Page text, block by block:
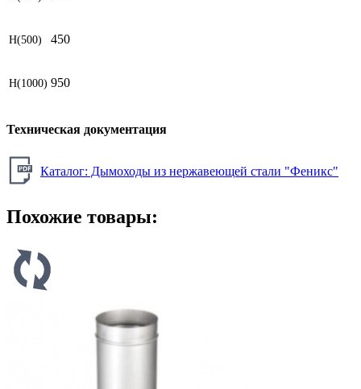
H(500) 450
H(1000) 950
Техническая документация
Каталог: Дымоходы из нержавеющей стали "Феникс"
Похожие товары: